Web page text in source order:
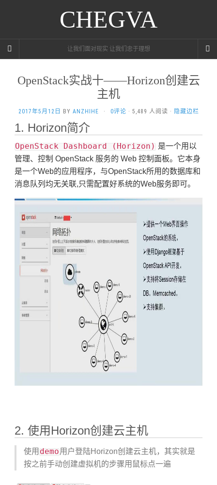
CHEGVA
让我们面对现实 让我们忠于理想
OpenStack实战十——Horizon创建云
主机
2017年5月12日 BY ANZHIHE · 0评论 · 5,489 人阅读 · 隐藏边栏
1. Horizon简介
OpenStack Dashboard (Horizon) 是一个用以
管理、控制 OpenStack 服务的 Web 控制面板。它本身
是一个Web的应用程序，与OpenStack所用的数据库和
消息队列均无关联,只需配置好系统的Web服务即可。
2. 使用Horizon创建云主机
使用 demo用户登陆Horizon创建云主机，其实就是
按之前手动创建虚拟机的步骤用鼠标点一遍